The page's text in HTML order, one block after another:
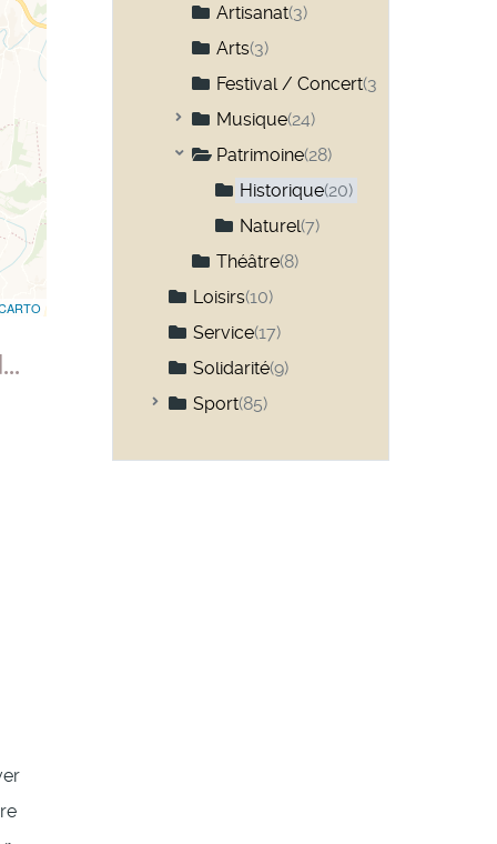
Chasse et pêche
Club 3ième âge
Habitants(13)
Parents d'élèves
Professionnels(8)
Sapeurs-pompiers(13)
Artisanat(3)
Arts(3)
Festival / Concert(3)
Musique(24)
Chorale(10)
Patrimoine(28)
Historique(20)
Naturel(7)
Théâtre(8)
Loisirs(10)
Service(17)
Solidarité(9)
Sport(85)